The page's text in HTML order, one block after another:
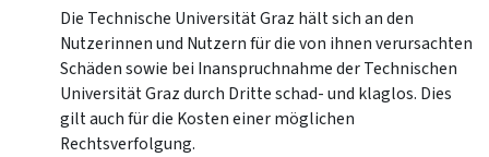
Die Technische Universität Graz hält sich an den
Nutzerinnen und Nutzern für die von ihnen verursachten
Schäden sowie bei Inanspruchnahme der Technischen
Universität Graz durch Dritte schad- und klaglos. Dies
gilt auch für die Kosten einer möglichen
Rechtsverfolgung.